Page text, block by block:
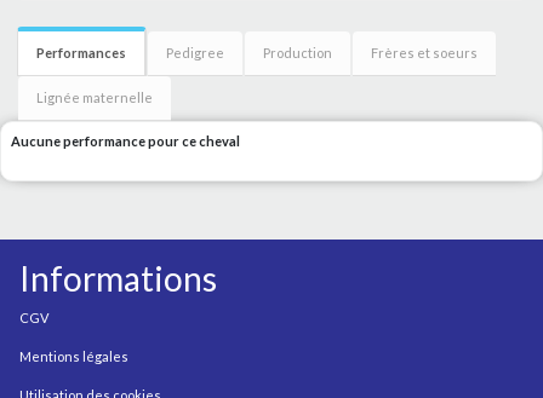
Performances Pedigree Production Frères et soeurs
Lignée maternelle
Aucune performance pour ce cheval
Informations
CGV
Mentions légales